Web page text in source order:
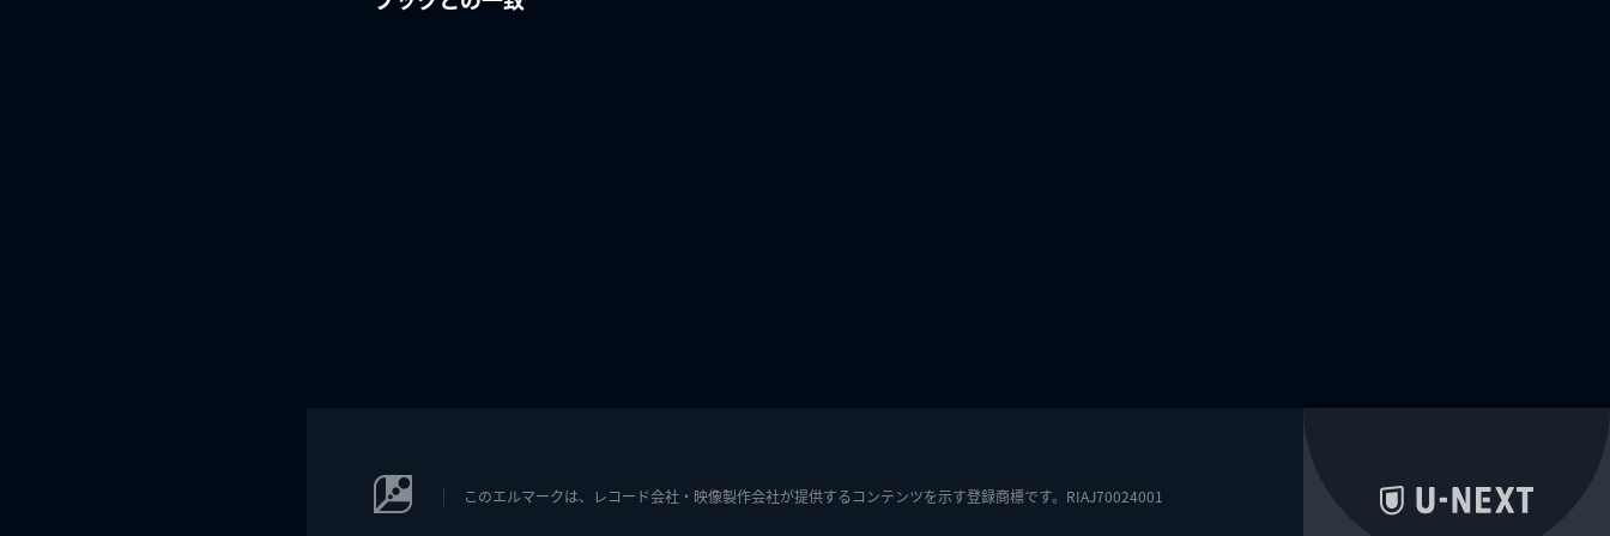
このエルマークは、レコード会社・映像製作会社が提供するコンテンツを示す登録商標です。RIAJ70024001